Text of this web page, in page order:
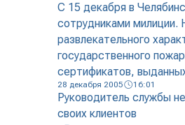
С 15 декабря в
сотрудниками милиции.
развлекательного
государственного
сертификатов,
28 декабря 2005 16:01
Руководитель службы
своих клиентов